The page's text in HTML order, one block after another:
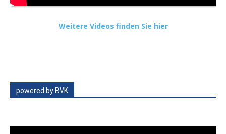
Weitere Videos finden Sie hier
powered by BVK